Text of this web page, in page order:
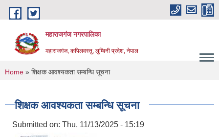
Skip to main content
महाराजगंज नगरपालिका
महाराजगंज, कपिलवस्तु, लुम्बिनी प्रदेश, नेपाल
You are here
Home » शिक्षक आवश्यकता सम्बन्धि सूचना
शिक्षक आवश्यकता सम्बन्धि सूचना
Submitted on: Thu, 11/13/2025 - 15:19